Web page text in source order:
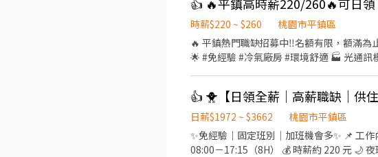
17:30-22:30、17:30-23:30、18:30-22:30
為2~4小時依實際情況而定) 🔹假日早班：
情況而定) ⸻ ✅工作待遇： 日班時薪
━━━━━━━━━━━━━ 📍 【熱門開缺地
【火速卡位應徵流程】 ➊ 點擊填寫廠商制
個資僅供廠商審核，敏感欄位（身分證/詳
名+電話 +應徵蝦皮門市人員」💥
時薪$220 ~ $260
桃園市平鎮區
🔥 平鎮熱門職缺招募中‼️名額有限，額滿
🌟 #免經驗 #冷氣廠房 #環境舒適 🏭 光通訊模組組包裝作業，工作單純 📍 上
費依勞基法另計 👉 用餐方式： 🍱 日班午餐80元／餐（薪資內扣） 👉 工作內容： ✔️ 光通訊模組組裝、包裝 ✔️ 全程穿無塵衣、
配戴口罩 ✔️ 久站作業 #平鎮工作 #高時薪 #固定班 #免輪班 #週休二日 #二休二 #光通訊 #免經驗 #冷氣廠房 #快速上工 #桃園工作
▃▃▃ 截圖私訊 快速報名 ▃▃▃ 📲 瀨 ID：
👍 🐥【日領全薪｜高薪職缺｜供
日薪$1972 ~ $3662
桃園市平鎮區
✨免經驗｜固定班別｜加班機會多✨ 📌 工作內容：作業員／機台操作／包裝 📌 上班制度：週休二日／二休二 可選 🌞 日班 ⏰
08:00－17:15（8H） 💰 時薪約 220 元 🌙 夜班 ⏰ 22:00－07:15（8H） 💰 時薪約 250 元 🔥 二休二班別也有缺！ 日班／夜班皆可